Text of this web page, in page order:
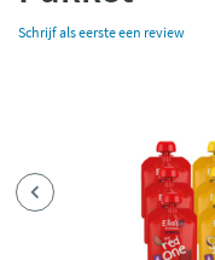
Schrijf als eerste een review